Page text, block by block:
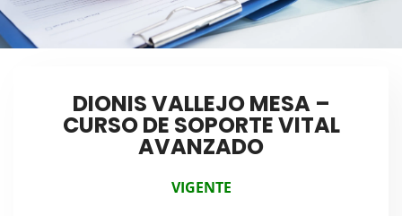
DIONIS VALLEJO MESA –
CURSO DE SOPORTE VITAL
AVANZADO
VIGENTE